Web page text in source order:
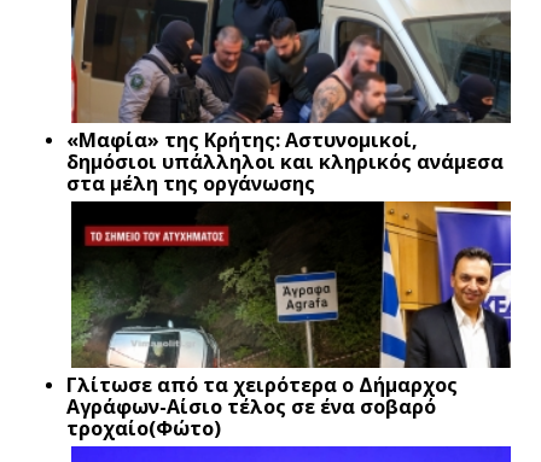
«Μαφία» της Κρήτης: Αστυνομικοί,
δημόσιοι υπάλληλοι και κληρικός ανάμεσα
στα μέλη της οργάνωσης
Γλίτωσε από τα χειρότερα ο Δήμαρχος
Αγράφων-Αίσιο τέλος σε ένα σοβαρό
τροχαίο(Φώτο)